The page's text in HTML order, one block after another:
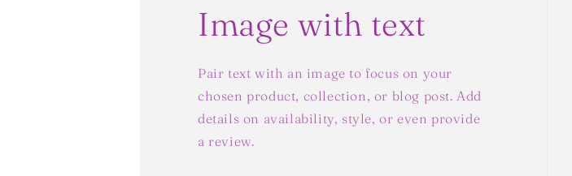
Image with text
Pair text with an image to focus on your
chosen product, collection, or blog post. Add
details on availability, style, or even provide
a review.